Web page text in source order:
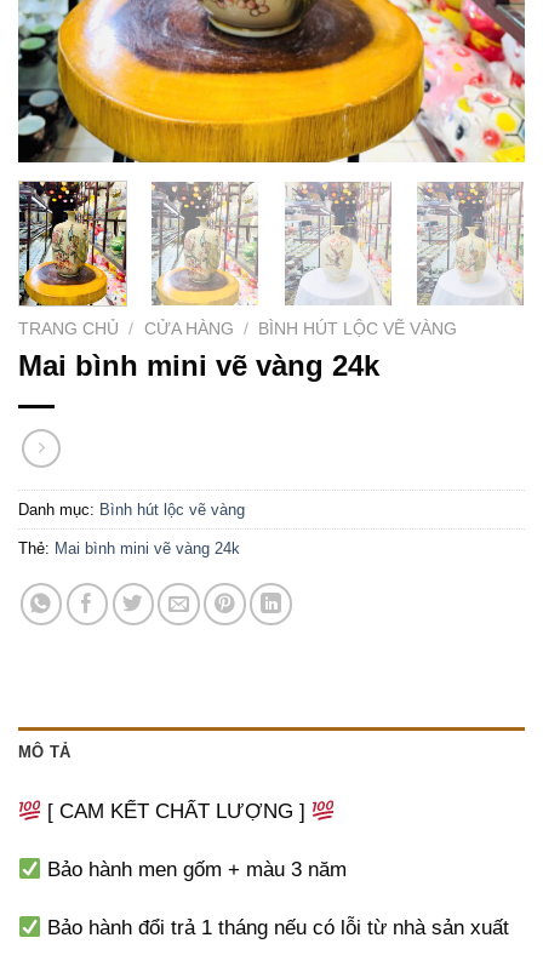
TRANG CHỦ / CỬA HÀNG / BÌNH HÚT LỘC VẼ VÀNG
Mai bình mini vẽ vàng 24k
Danh mục: Bình hút lộc vẽ vàng
Thẻ: Mai bình mini vẽ vàng 24k
MÔ TẢ
[ CAM KẾT CHẤT LƯỢNG ]
Bảo hành men gốm + màu 3 năm
Bảo hành đổi trả 1 tháng nếu có lỗi từ nhà sản xuất